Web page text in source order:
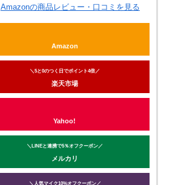
Amazonの商品レビュー・口コミを見る
Amazon
＼5と0のつく日でポイント4倍／
楽天市場
Yahoo!
＼LINEと連携で5％オフクーポン／
メルカリ
＼人気マイク10%オフクーポン／